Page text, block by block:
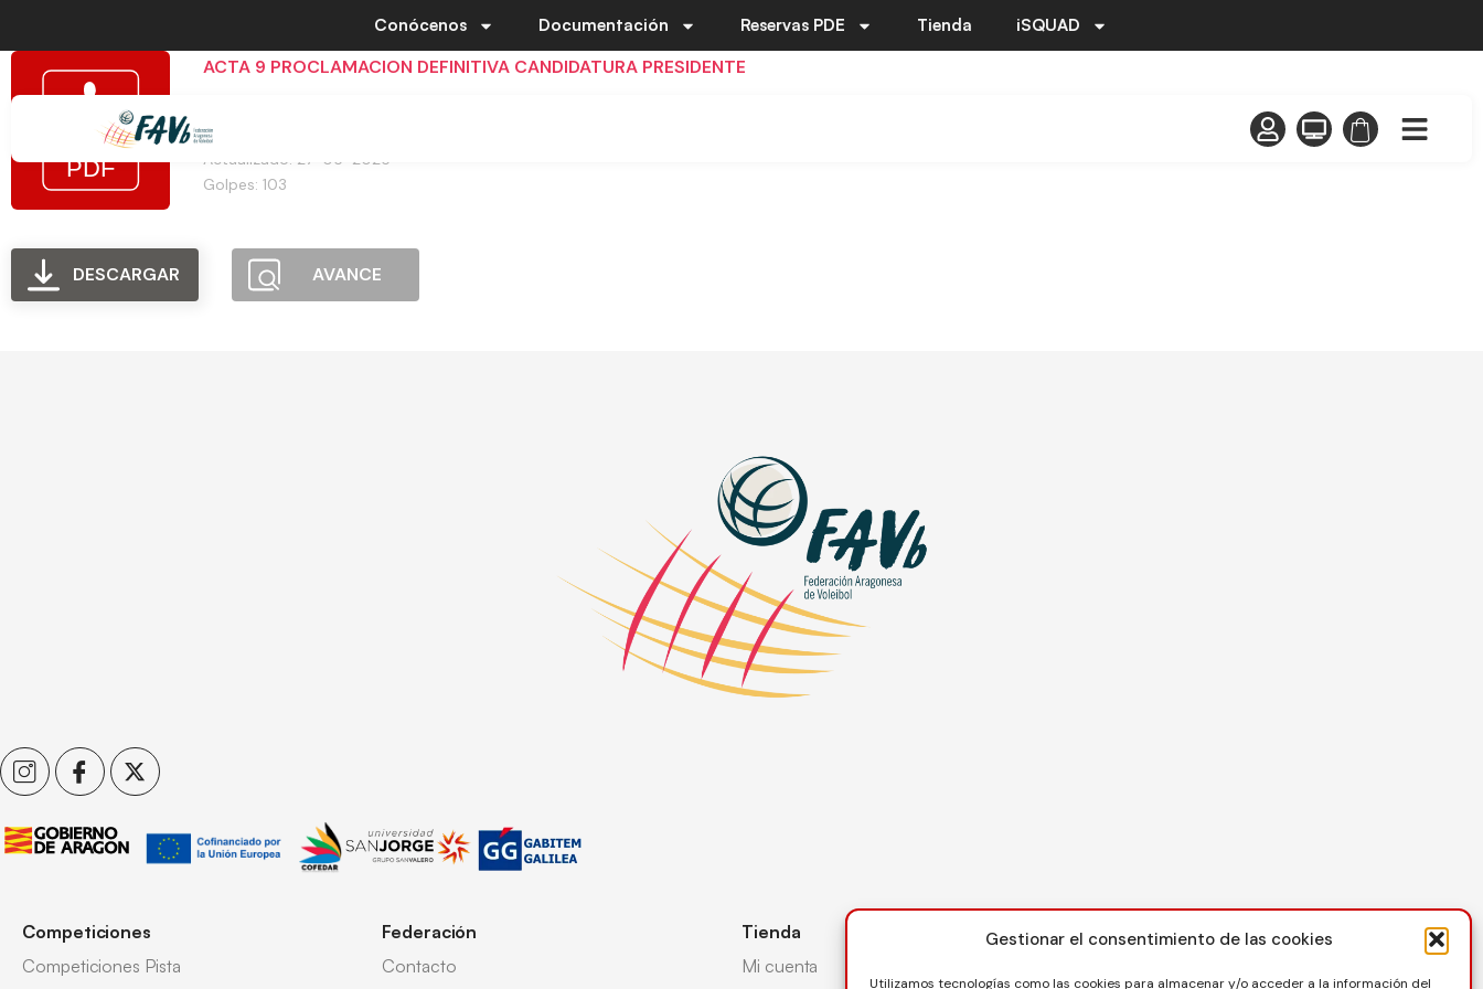
Gestionar el consentimiento de las cookies
Utilizamos tecnologías como las cookies para almacenar y/o acceder a la información del
Conócenos Documentación Reservas PDE Tienda iSQUAD
ACTA 9 PROCLAMACION DEFINITIVA CANDIDATURA PRESIDENTE
Creado: 27-05-2025
Actualizado: 27-05-2025
Golpes: 103
DESCARGAR AVANCE
Competiciones
Competiciones Pista
Federación
Contacto
Tienda
Mi cuenta
Contacto